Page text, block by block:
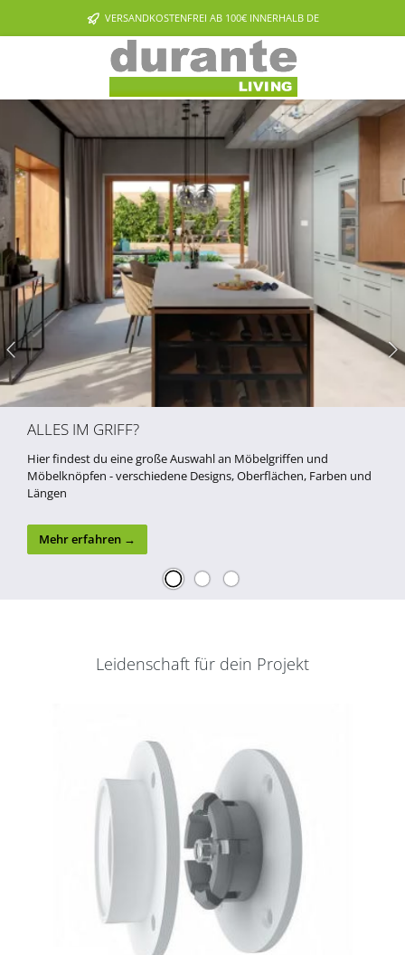
Zum Hauptinhalt springenVERSANDKOSTENFREI AB 100€ INNERHALB DE
Slider überspringen
ALLES IM GRIFF?
Hier findest du eine große Auswahl an Möbelgriffen und
Möbelknöpfen - verschiedene Designs, Oberflächen, Farben und
Längen
Mehr erfahren →
Leidenschaft für dein Projekt